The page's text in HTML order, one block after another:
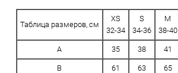
Таблица размеров, см
XS
32-34
S
34-36
M
38-40
A 35 38 41
B 61 63 65